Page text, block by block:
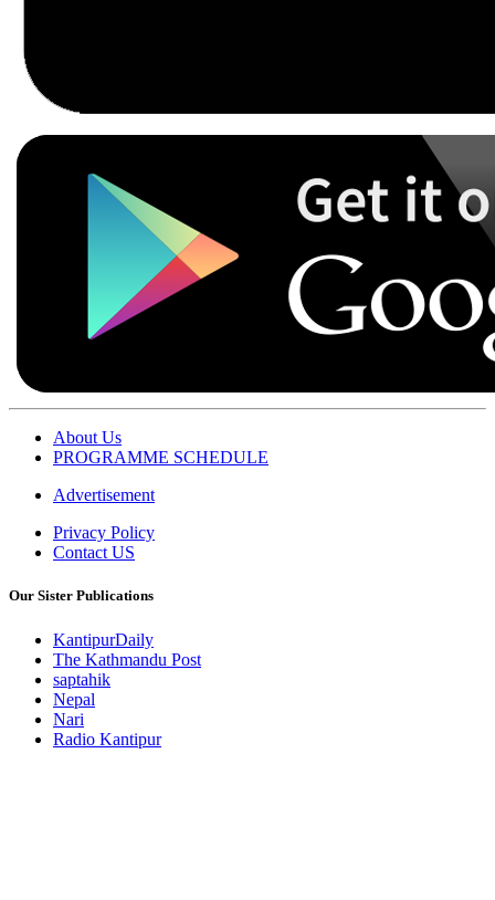
About Us
PROGRAMME SCHEDULE
Advertisement
Privacy Policy
Contact US
Our Sister Publications
KantipurDaily
The Kathmandu Post
saptahik
Nepal
Nari
Radio Kantipur